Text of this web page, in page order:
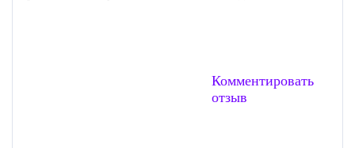
Комментировать
отзыв